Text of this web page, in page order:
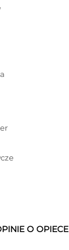
O OPIECE